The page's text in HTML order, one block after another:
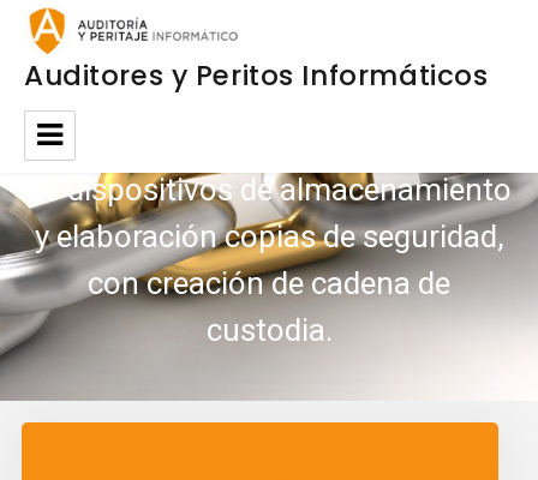
Auditores y Peritos Informáticos
CADENA DE CUSTODIA
de dispositivos de almacenamiento
y elaboración copias de seguridad,
con creación de cadena de
custodia.